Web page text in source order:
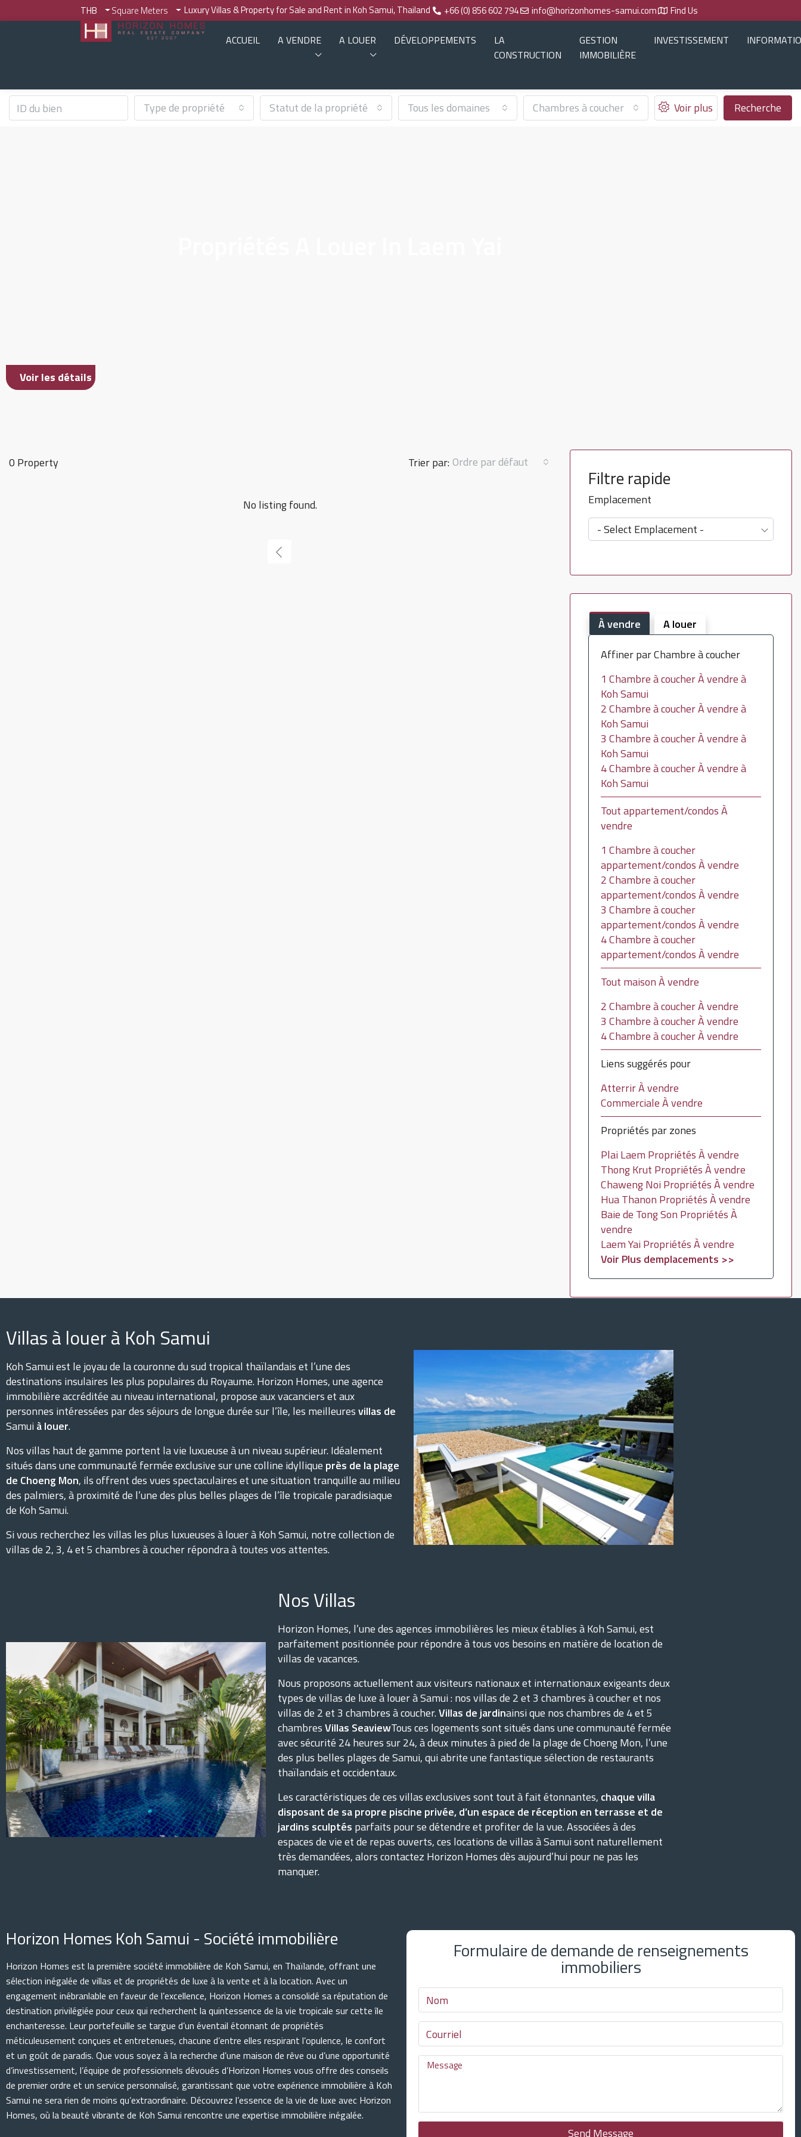
THB Square Meters Luxury Villas & Property for Sale and Rent in Koh Samui, Thailand +66 (0) 856 602 794 info@horizonhomes-samui.com Find Us
ACCUEIL A VENDRE A LOUER DÉVELOPPEMENTS
LA
CONSTRUCTION
GESTION
IMMOBILIÈRE
INVESTISSEMENT
Type de propriété Statut de la propriété Tous les domaines Chambres à coucher Voir plus Recherche
Voir les détails
0 Property Trier par: Ordre par défaut
No listing found.
Filtre rapide
Emplacement
- Select Emplacement -
À vendre
A louer
Affiner par Chambre à coucher
1 Chambre à coucher À vendre à
Koh Samui
2 Chambre à coucher À vendre à
Koh Samui
3 Chambre à coucher À vendre à
Koh Samui
4 Chambre à coucher À vendre à
Koh Samui
Tout appartement/condos À
vendre
1 Chambre à coucher
appartement/condos À vendre
2 Chambre à coucher
appartement/condos À vendre
3 Chambre à coucher
appartement/condos À vendre
4 Chambre à coucher
appartement/condos À vendre
Tout maison À vendre
2 Chambre à coucher À vendre
3 Chambre à coucher À vendre
4 Chambre à coucher À vendre
Liens suggérés pour
Atterrir À vendre
Commerciale À vendre
Propriétés par zones
Plai Laem Propriétés À vendre
Thong Krut Propriétés À vendre
Chaweng Noi Propriétés À vendre
Hua Thanon Propriétés À vendre
Baie de Tong Son Propriétés À
vendre
Laem Yai Propriétés À vendre
Voir Plus demplacements >>
Villas à louer à Koh Samui
Koh Samui est le joyau de la couronne du sud tropical thaïlandais et l’une des
destinations insulaires les plus populaires du Royaume. Horizon Homes, une agence
immobilière accréditée au niveau international, propose aux vacanciers et aux
personnes intéressées par des séjours de longue durée sur l’île, les meilleuresvillas de
Samui à louer.
Nos villas haut de gamme portent la vie luxueuse à un niveau supérieur. Idéalement
situés dans une communauté fermée exclusive sur une colline idyllique près de la plage
de Choeng Mon, ils offrent des vues spectaculaires et une situation tranquille au milieu
des palmiers, à proximité de l’une des plus belles plages de l’île tropicale paradisiaque
de Koh Samui.
Si vous recherchez les villas les plus luxueuses à louer à Koh Samui, notre collection de
villas de 2, 3, 4 et 5 chambres à coucher répondra à toutes vos attentes.
Nos Villas
Horizon Homes, l’une des agences immobilières les mieux établies à Koh Samui, est
parfaitement positionnée pour répondre à tous vos besoins en matière de location de
villas de vacances.
Nous proposons actuellement aux visiteurs nationaux et internationaux exigeants deux
types de villas de luxe à louer à Samui : nos villas de 2 et 3 chambres à coucher et nos
villas de 2 et 3 chambres à coucher.Villas de jardinainsi que nos chambres de 4 et 5
chambresVillas SeaviewTous ces logements sont situés dans une communauté fermée
avec sécurité 24 heures sur 24, à deux minutes à pied de la plage de Choeng Mon, l’une
des plus belles plages de Samui, qui abrite une fantastique sélection de restaurants
thaïlandais et occidentaux.
Les caractéristiques de ces villas exclusives sont tout à fait étonnantes, chaque villa
disposant de sa propre piscine privée, d’un espace de réception en terrasse et de
jardins sculptés parfaits pour se détendre et profiter de la vue. Associées à des
espaces de vie et de repas ouverts, ces locations de villas à Samui sont naturellement
très demandées, alors contactez Horizon Homes dès aujourd’hui pour ne pas les
manquer.
Horizon Homes Koh Samui - Société immobilière
Horizon Homes est la première société immobilière de Koh Samui, en Thaïlande, offrant une
sélection inégalée de villas et de propriétés de luxe à la vente et à la location. Avec un
engagement inébranlable en faveur de l’excellence, Horizon Homes a consolidé sa réputation de
destination privilégiée pour ceux qui recherchent la quintessence de la vie tropicale sur cette île
enchanteresse. Leur portefeuille se targue d’un éventail étonnant de propriétés
méticuleusement conçues et entretenues, chacune d’entre elles respirant l’opulence, le confort
et un goût de paradis. Que vous soyez à la recherche d’une maison de rêve ou d’une opportunité
d’investissement, l’équipe de professionnels dévoués d’Horizon Homes vous offre des conseils
de premier ordre et un service personnalisé, garantissant que votre expérience immobilière à Koh
Samui ne sera rien de moins qu’extraordinaire. Découvrez l’essence de la vie de luxe avec Horizon
Homes, où la beauté vibrante de Koh Samui rencontre une expertise immobilière inégalée.
Formulaire de demande de renseignements
immobiliers
Send Message